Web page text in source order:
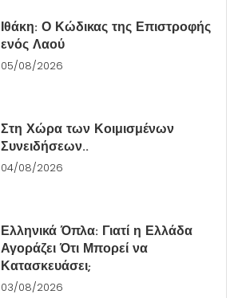
Ιθάκη: Ο Κώδικας της Επιστροφής
ενός Λαού
05/08/2026
Στη Χώρα των Κοιμισμένων
Συνειδήσεων..
04/08/2026
Ελληνικά Όπλα: Γιατί η Ελλάδα
Αγοράζει Ότι Μπορεί να
Κατασκευάσει;
03/08/2026